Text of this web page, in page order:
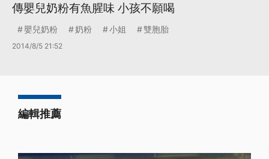
傳嬰兒奶粉有魚腥味 小孩不願喝
嬰兒奶粉 奶粉 小姐 雙胞胎
2014/8/5 21:52
編輯推薦